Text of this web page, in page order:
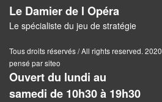
Joueurs
Ambiance
Coopératif
Gestion
Le Damier de l Opéra
Le spécialiste du jeu de stratégie
Tous droits réservés / All rights reserved. 2020
pensé par siteo
Ouvert du lundi au
samedi de 10h30 à 19h30